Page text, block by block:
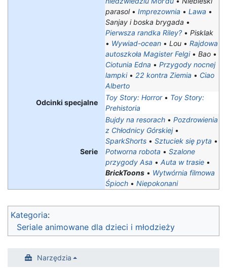
parasol• Imprezownia • Lawa •
Sanjay i boska brygada •
Pierwsza randka Riley? • Pisklak
• Wywiad-ocean • Lou • Rajdowa
autoszkoła Magister Felgi• Bao •
Ciotunia Edna • Przygody nocnej
lampki• 22 kontra Ziemia • Ciao
Alberto
Odcinki specjalne
Toy Story: Horror• Toy Story:
Prehistoria
Serie
Bujdy na resorach • Pozdrowienia
z Chłodnicy Górskiej•
SparkShorts • Sztuciek się pyta •
Potworna robota • Szalone
przygody Asa • Auta w trasie •
BrickToons • Wytwórnia filmowa
Śpioch • Niepokonani
Kategoria:
Seriale animowane dla dzieci i młodzieży
Narzędzia